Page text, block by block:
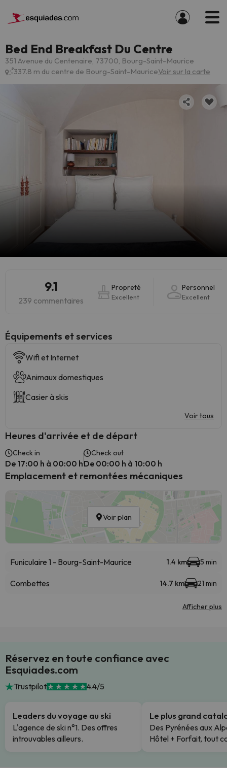
Bed End Breakfast Du Centre
351 Avenue du Centenaire, 73700, Bourg-Saint-Maurice
337.8 m du centre de Bourg-Saint-MauriceVoir sur la carte
9.1
239 commentaires
Propreté
Excellent
Personnel
Excellent
​Équipements et services
Wifi et Internet
Animaux domestiques
Casier à skis
Voir tous
Heures d'arrivée et de départ
Check in
De 17:00 h à 00:00 h
Check out
De 00:00 h à 10:00 h
Emplacement et remontées mécaniques
Voir plan
Funiculaire 1 - Bourg-Saint-Maurice 1.4 km 5 min
Combettes 14.7 km 21 min
Afficher plus
Réservez en toute confiance avec
Esquiades.com
Trustpilot 4.4/5
Leaders du voyage au ski
L'agence de ski n°1. Des offres
introuvables ailleurs.
Le plus grand
Des Pyrénées aux
Hôtel + Forfait, tout